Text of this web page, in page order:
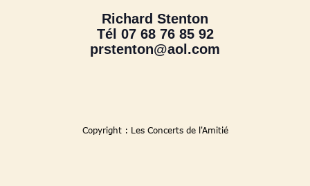
Richard Stenton
Tél 07 68 76 85 92
prstenton@aol.com
Copyright : Les Concerts de l'Amitié